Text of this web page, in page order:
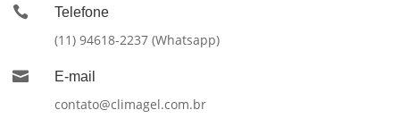
 Telefone
(11) 94618-2237 (Whatsapp)
 E-mail
contato@climagel.com.br